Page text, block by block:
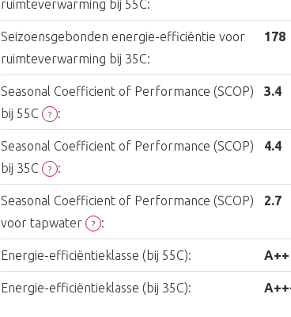
ruimteverwarming bij 55C:
Seizoensgebonden energie-efficiëntie voor
ruimteverwarming bij 35C:
178
Seasonal Coefficient of Performance (SCOP)
bij 55C
? :
3.4
Seasonal Coefficient of Performance (SCOP)
bij 35C
? :
4.4
Seasonal Coefficient of Performance (SCOP)
voor tapwater
? :
2.7
Energie-efficiëntieklasse (bij 55C): A++
Energie-efficiëntieklasse (bij 35C):